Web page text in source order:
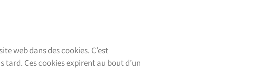
web dans des cookies. C’est
Ces cookies expirent au bout d’un